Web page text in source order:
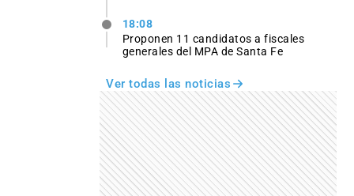
18:08
Proponen 11 candidatos a fiscales
generales del MPA de Santa Fe
Ver todas las noticias